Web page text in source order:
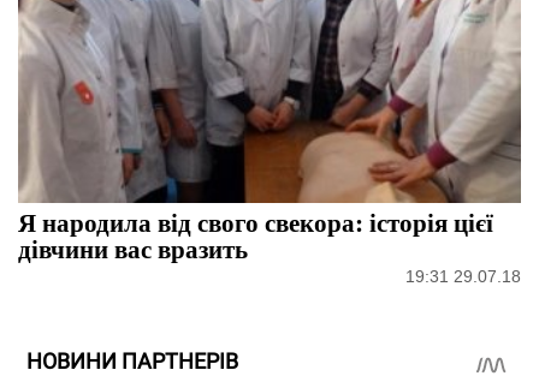
Я народила від свого свекора: історія цієї
дівчини вас вразить
19:31 29.07.18
НОВИНИ ПАРТНЕРІВ